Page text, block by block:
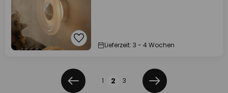
Lieferzeit: 3 - 4 Wochen
Zurück
1 2 3
Weiter